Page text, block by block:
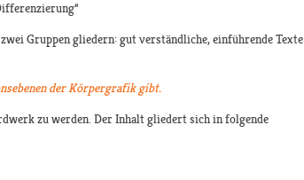
Gruppen gliedern: gut verständliche, einführende Texte
der Körpergrafik gibt.
zu werden. Der Inhalt gliedert sich in folgende